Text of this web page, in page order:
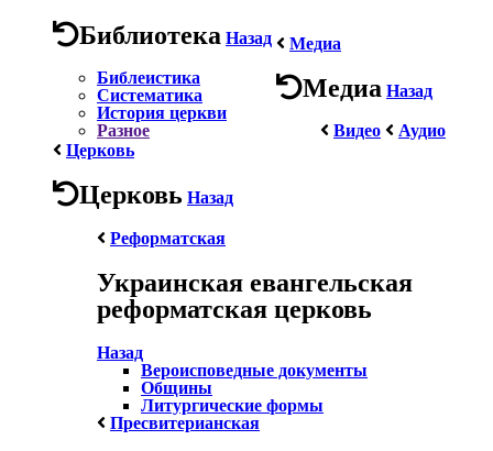
Библиотека Назад
Библеистика
Систематика
История церкви
Разное
Медиа
Медиа Назад
Видео
Аудио
Церковь
Церковь Назад
Реформатская
Украинская евангельская
реформатская церковь
Назад
Вероисповедные документы
Общины
Литургические формы
Пресвитерианская